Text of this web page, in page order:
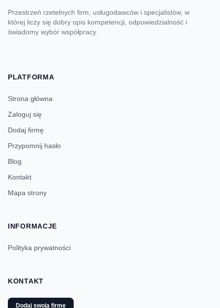
Przestrzeń rzetelnych firm, usługodawców i specjalistów, w
której liczy się dobry opis kompetencji, odpowiedzialność i
świadomy wybór współpracy.
PLATFORMA
Strona główna
Zaloguj się
Dodaj firmę
Przypomnij hasło
Blog
Kontakt
Mapa strony
INFORMACJE
Polityka prywatności
KONTAKT
Dodaj swoją firmę